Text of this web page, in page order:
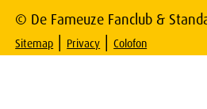
© De Fameuze Fanclub &
Sitemap | Privacy |Colofon